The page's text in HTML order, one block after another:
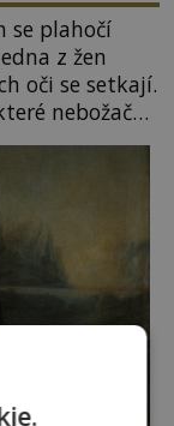
se plahočí
z žen
oči se setkají.
nebožačku
jako
(1911–
zná každý,